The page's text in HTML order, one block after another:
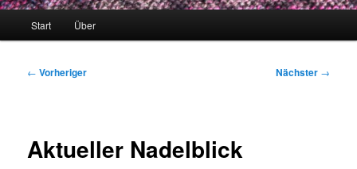
Start Über
Beitragsnavigation
← Vorheriger Nächster →
Aktueller Nadelblick